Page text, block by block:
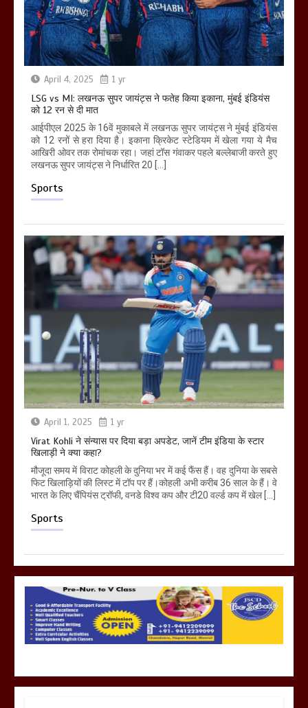
April 4, 2025 1 yr
LSG vs MI: लखनऊ सुपर जायंट्स ने फतेह किया इकाना, मुंबई इंडियंस
को 12 रन से दी मात
आईपीएल 2025 के 16वें मुकाबले में लखनऊ सुपर जायंट्स ने मुंबई इंडियंस
को 12 रनों से हरा दिया है। इकाना क्रिकेट स्टेडियम में खेला गया ये मैच
आखिरी ओवर तक रोमांचक रहा। जहां टॉस गंवाकर पहले बल्लेबाजी करते हुए
लखनऊ सुपर जायंट्स ने निर्धारित 20 […]
Sports
April 1, 2025 1 yr
Virat Kohli ने संन्यास पर दिया बड़ा अपडेट, जानें टीम इंडिया के स्टार
खिलाड़ी ने क्या कहा?
मौजूदा समय में विराट कोहली के दुनिया भर में कई फैंस हैं। वह दुनिया के सबसे
फिट खिलाड़ियों की लिस्ट में टॉप पर हैं।कोहली अभी करीब 36 साल के हैं। वे
भारत के लिए चैंपियंस ट्रॉफी, वनडे विश्व कप और टी20 वर्ल्ड कप में खेल […]
Sports